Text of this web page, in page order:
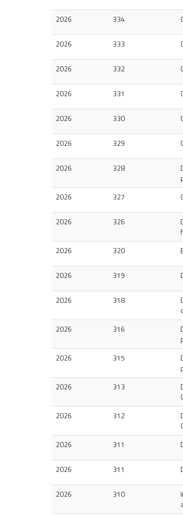
2026 334
2026 333
2026 332
2026 331
2026 330
2026 329
2026 328
2026 327
2026 326
2026 320
2026 319
2026 318
2026 316
2026 315
2026 313
2026 312
2026 311
2026 311
2026 310